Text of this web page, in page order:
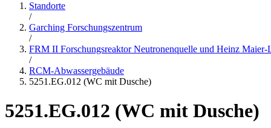
Standorte
/
Garching Forschungszentrum
/
FRM II Forschungsreaktor Neutronenquelle und Heinz
/
RCM-Abwassergebäude
5251.EG.012 (WC mit Dusche)
5251.EG.012 (WC mit Dusche)